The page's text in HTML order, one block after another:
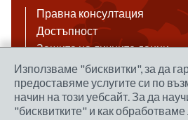
Правна консултация
Достъпност
Защита на личните данни
Антикорупция
Връзки
Използваме "бисквитки", за да
предоставяме услугите си по
начин на този уебсайт. За да
"бисквитките" и как